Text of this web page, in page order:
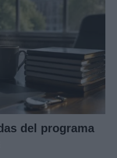
del programa